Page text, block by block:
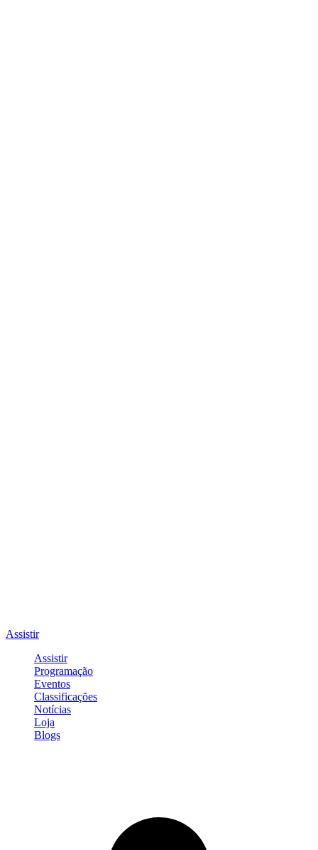
Assistir
Assistir
Programação
Eventos
Classificações
Notícias
Loja
Blogs